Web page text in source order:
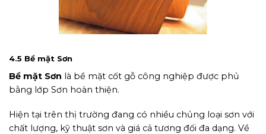
4.5 Bề mặt Sơn
Bề mặt Sơn là bề mặt cốt gỗ công nghiệp được phủ
bằng lớp Sơn hoàn thiện.
Hiện tại trên thị trường đang có nhiều chủng loại sơn với
chất lượng, kỹ thuật sơn và giá cả tương đối đa dạng. Về